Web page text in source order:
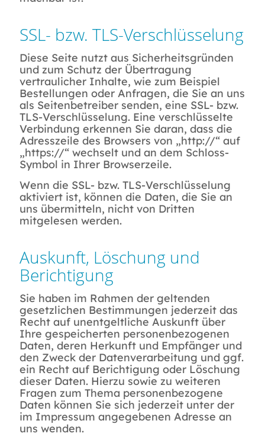
SSL- bzw. TLS-Verschlüsselung
Diese Seite nutzt aus Sicherheitsgründen
und zum Schutz der Übertragung
vertraulicher Inhalte, wie zum Beispiel
Bestellungen oder Anfragen, die Sie an uns
als Seitenbetreiber senden, eine SSL- bzw.
TLS-Verschlüsselung. Eine verschlüsselte
Verbindung erkennen Sie daran, dass die
Adresszeile des Browsers von „http://“ auf
„https://“ wechselt und an dem Schloss-
Symbol in Ihrer Browserzeile.
Wenn die SSL- bzw. TLS-Verschlüsselung
aktiviert ist, können die Daten, die Sie an
uns übermitteln, nicht von Dritten
mitgelesen werden.
Auskunft, Löschung und
Berichtigung
Sie haben im Rahmen der geltenden
gesetzlichen Bestimmungen jederzeit das
Recht auf unentgeltliche Auskunft über
Ihre gespeicherten personenbezogenen
Daten, deren Herkunft und Empfänger und
den Zweck der Datenverarbeitung und ggf.
ein Recht auf Berichtigung oder Löschung
dieser Daten. Hierzu sowie zu weiteren
Fragen zum Thema personenbezogene
Daten können Sie sich jederzeit unter der
im Impressum angegebenen Adresse an
uns wenden.